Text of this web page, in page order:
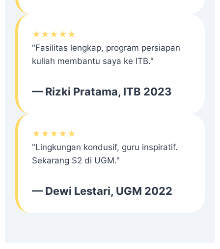
★★★★★
"Fasilitas lengkap, program persiapan
kuliah membantu saya ke ITB."
— Rizki Pratama, ITB 2023
★★★★★
"Lingkungan kondusif, guru inspiratif.
Sekarang S2 di UGM."
— Dewi Lestari, UGM 2022